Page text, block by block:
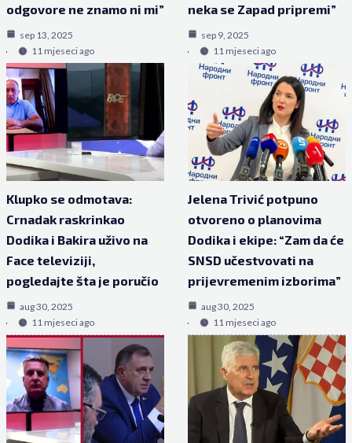
odgovore ne znamo ni mi”
sep 13, 2025
11 mjeseci ago
neka se Zapad pripremi”
sep 9, 2025
11 mjeseci ago
Klupko se odmotava:
Crnadak raskrinkao
Dodika i Bakira uživo na
Face televiziji,
pogledajte šta je poručio
aug 30, 2025
11 mjeseci ago
Jelena Trivić potpuno
otvoreno o planovima
Dodika i ekipe: “Zam da će
SNSD učestvovati na
prijevremenim izborima”
aug 30, 2025
11 mjeseci ago